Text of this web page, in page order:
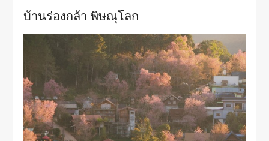
บ้านร่องกล้า พิษณุโลก